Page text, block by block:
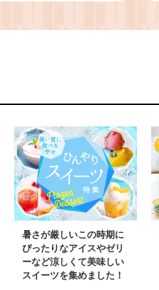
の 米 こめ ふるさと
暑さが厳しいこの時期に
ぴったりなアイスやゼリ
ーなど涼しくて美味しい
スイーツを集めました！